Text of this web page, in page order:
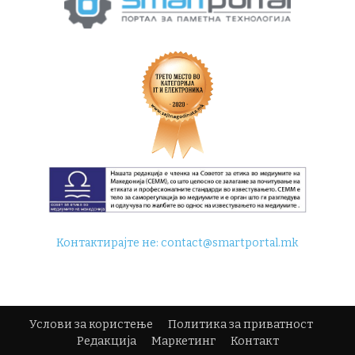
Контактирајте не:contact@smartportal.mk
Услови за користење
Политика за приватност
Редакција
Маркетинг Контакт